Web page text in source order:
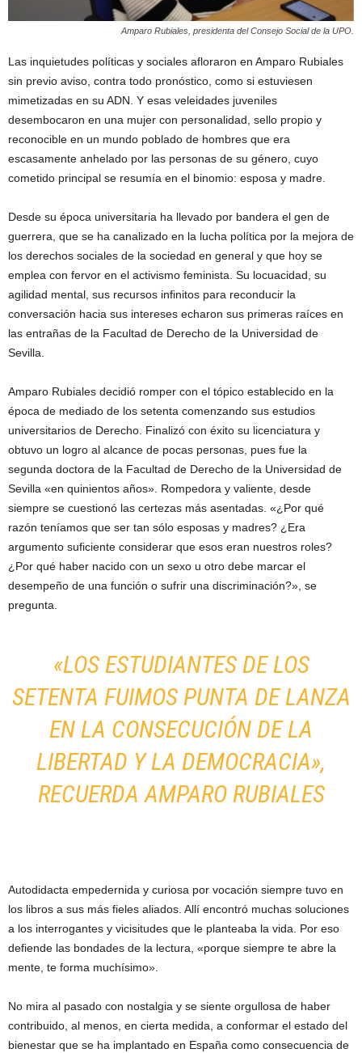
Amparo Rubiales, presidenta del Consejo Social de la UPO.
Las inquietudes políticas y sociales afloraron en Amparo Rubiales
sin previo aviso, contra todo pronóstico, como si estuviesen
mimetizadas en su ADN. Y esas veleidades juveniles
desembocaron en una mujer con personalidad, sello propio y
reconocible en un mundo poblado de hombres que era
escasamente anhelado por las personas de su género, cuyo
cometido principal se resumía en el binomio: esposa y madre.
Desde su época universitaria ha llevado por bandera el gen de
guerrera, que se ha canalizado en la lucha política por la mejora de
los derechos sociales de la sociedad en general y que hoy se
emplea con fervor en el activismo feminista. Su locuacidad, su
agilidad mental, sus recursos infinitos para reconducir la
conversación hacia sus intereses echaron sus primeras raíces en
las entrañas de la Facultad de Derecho de la Universidad de
Sevilla.
Amparo Rubiales decidió romper con el tópico establecido en la
época de mediado de los setenta comenzando sus estudios
universitarios de Derecho. Finalizó con éxito su licenciatura y
obtuvo un logro al alcance de pocas personas, pues fue la
segunda doctora de la Facultad de Derecho de la Universidad de
Sevilla «en quinientos años». Rompedora y valiente, desde
siempre se cuestionó las certezas más asentadas. «¿Por qué
razón teníamos que ser tan sólo esposas y madres? ¿Era
argumento suficiente considerar que esos eran nuestros roles?
¿Por qué haber nacido con un sexo u otro debe marcar el
desempeño de una función o sufrir una discriminación?», se
pregunta.
«LOS ESTUDIANTES DE LOS
SETENTA FUIMOS PUNTA DE LANZA
EN LA CONSECUCIÓN DE LA
LIBERTAD Y LA DEMOCRACIA»,
RECUERDA AMPARO RUBIALES
Autodidacta empedernida y curiosa por vocación siempre tuvo en
los libros a sus más fieles aliados. Allí encontró muchas soluciones
a los interrogantes y vicisitudes que le planteaba la vida. Por eso
defiende las bondades de la lectura, «porque siempre te abre la
mente, te forma muchísimo».
No mira al pasado con nostalgia y se siente orgullosa de haber
contribuido, al menos, en cierta medida, a conformar el estado del
bienestar que se ha implantado en España como consecuencia de